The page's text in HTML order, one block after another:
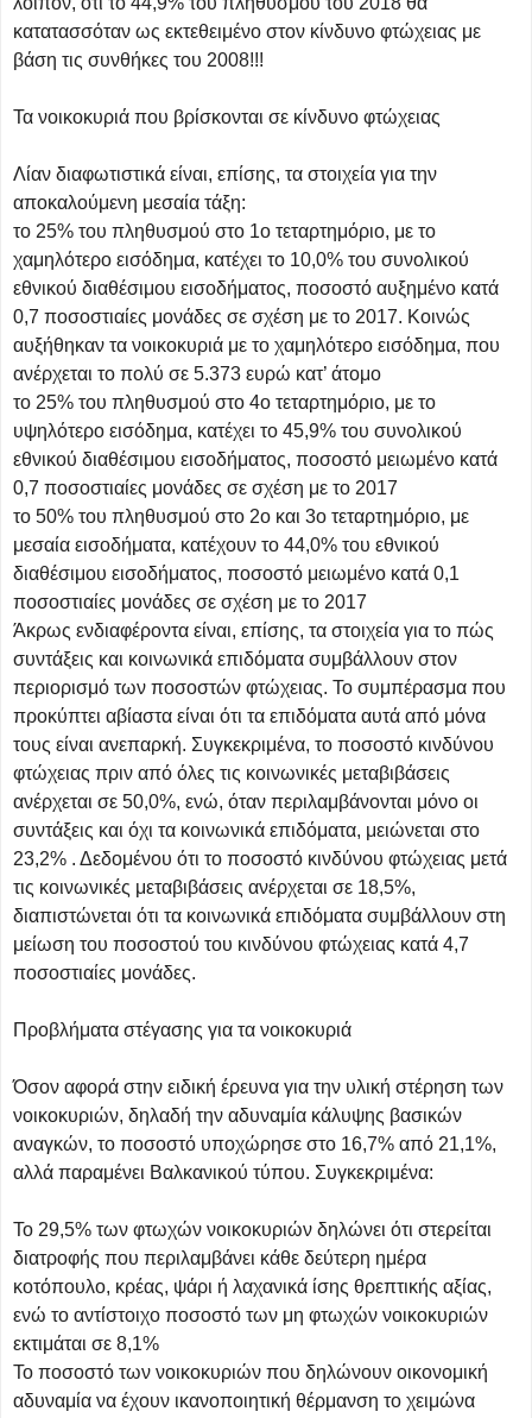
κατατασσόταν ως εκτεθειμένο στον κίνδυνο φτώχειας με
βάση τις συνθήκες του 2008!!!
Τα νοικοκυριά που βρίσκονται σε κίνδυνο φτώχειας
Λίαν διαφωτιστικά είναι, επίσης, τα στοιχεία για την
αποκαλούμενη μεσαία τάξη:
το 25% του πληθυσμού στο 1ο τεταρτημόριο, με το
χαμηλότερο εισόδημα, κατέχει το 10,0% του συνολικού
εθνικού διαθέσιμου εισοδήματος, ποσοστό αυξημένο κατά
0,7 ποσοστιαίες μονάδες σε σχέση με το 2017. Κοινώς
αυξήθηκαν τα νοικοκυριά με το χαμηλότερο εισόδημα, που
ανέρχεται το πολύ σε 5.373 ευρώ κατ’ άτομο
το 25% του πληθυσμού στο 4ο τεταρτημόριο, με το
υψηλότερο εισόδημα, κατέχει το 45,9% του συνολικού
εθνικού διαθέσιμου εισοδήματος, ποσοστό μειωμένο κατά
0,7 ποσοστιαίες μονάδες σε σχέση με το 2017
το 50% του πληθυσμού στο 2ο και 3ο τεταρτημόριο, με
μεσαία εισοδήματα, κατέχουν το 44,0% του εθνικού
διαθέσιμου εισοδήματος, ποσοστό μειωμένο κατά 0,1
ποσοστιαίες μονάδες σε σχέση με το 2017
Άκρως ενδιαφέροντα είναι, επίσης, τα στοιχεία για το πώς
συντάξεις και κοινωνικά επιδόματα συμβάλλουν στον
περιορισμό των ποσοστών φτώχειας. Το συμπέρασμα που
προκύπτει αβίαστα είναι ότι τα επιδόματα αυτά από μόνα
τους είναι ανεπαρκή. Συγκεκριμένα, το ποσοστό κινδύνου
φτώχειας πριν από όλες τις κοινωνικές μεταβιβάσεις
ανέρχεται σε 50,0%, ενώ, όταν περιλαμβάνονται μόνο οι
συντάξεις και όχι τα κοινωνικά επιδόματα, μειώνεται στο
23,2% . Δεδομένου ότι το ποσοστό κινδύνου φτώχειας μετά
τις κοινωνικές μεταβιβάσεις ανέρχεται σε 18,5%,
διαπιστώνεται ότι τα κοινωνικά επιδόματα συμβάλλουν στη
μείωση του ποσοστού του κινδύνου φτώχειας κατά 4,7
ποσοστιαίες μονάδες.
Προβλήματα στέγασης για τα νοικοκυριά
Όσον αφορά στην ειδική έρευνα για την υλική στέρηση των
νοικοκυριών, δηλαδή την αδυναμία κάλυψης βασικών
αναγκών, το ποσοστό υποχώρησε στο 16,7% από 21,1%,
αλλά παραμένει Βαλκανικού τύπου. Συγκεκριμένα:
Το 29,5% των φτωχών νοικοκυριών δηλώνει ότι στερείται
διατροφής που περιλαμβάνει κάθε δεύτερη ημέρα
κοτόπουλο, κρέας, ψάρι ή λαχανικά ίσης θρεπτικής αξίας,
ενώ το αντίστοιχο ποσοστό των μη φτωχών νοικοκυριών
εκτιμάται σε 8,1%
Το ποσοστό των νοικοκυριών που δηλώνουν οικονομική
αδυναμία να έχουν ικανοποιητική θέρμανση το χειμώνα